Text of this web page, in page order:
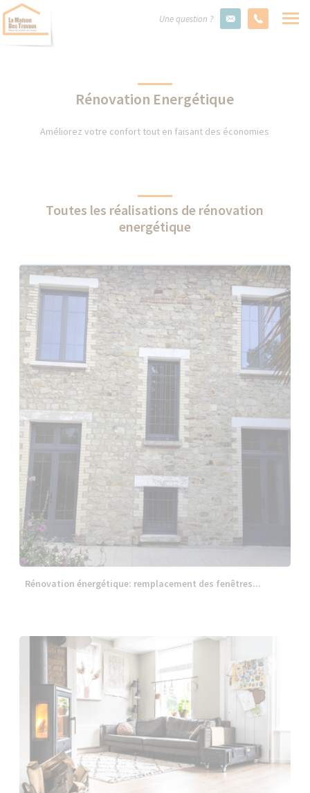
Une question ?
Rénovation Energétique
Améliorez votre confort tout en faisant des économies
Toutes les réalisations de rénovation
energétique
Rénovation énergétique: remplacement des fenêtres...